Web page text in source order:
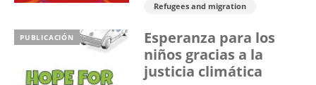
Refugees and migration
PUBLICACIÓN
Esperanza para los
niños gracias a la
justicia climática